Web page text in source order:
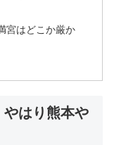
宮はどこか厳か
はり熊本や